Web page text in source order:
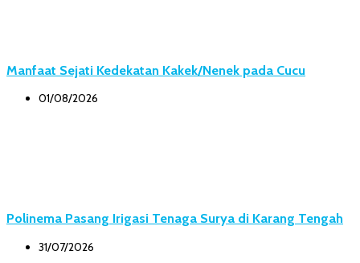
Manfaat Sejati Kedekatan Kakek/Nenek pada Cucu
01/08/2026
Polinema Pasang Irigasi Tenaga Surya di Karang Tengah
31/07/2026